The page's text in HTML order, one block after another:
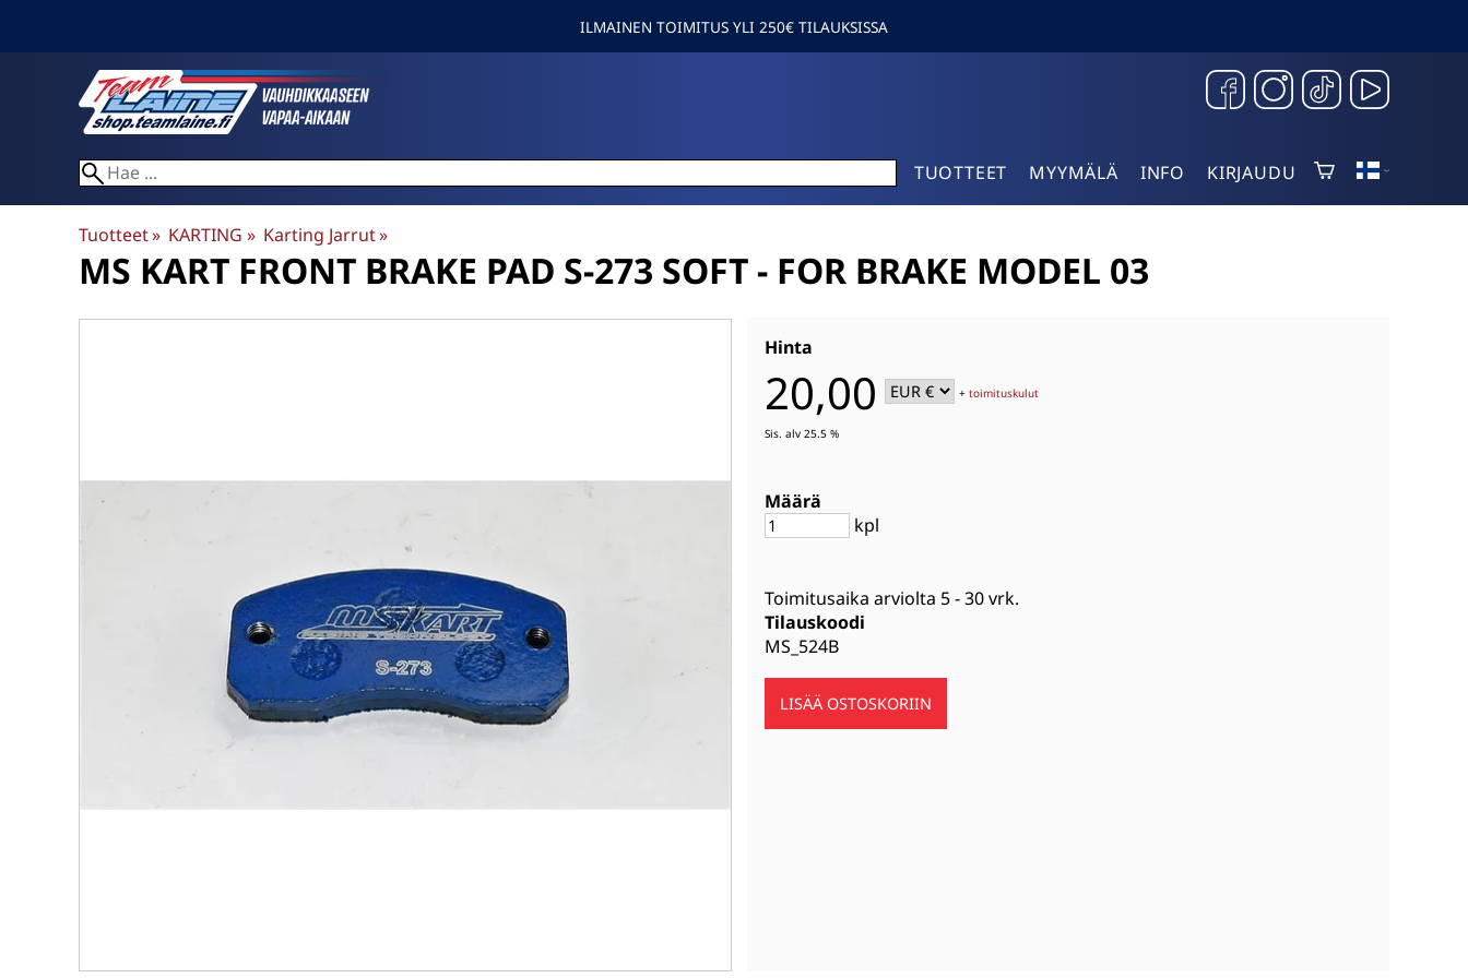
ILMAINEN TOIMITUS YLI 250€ TILAUKSISSA
TUOTTEET MYYMÄLÄ INFO KIRJAUDU
Tuotteet‪» KARTING ‪» Karting Jarrut‪»
MS KART FRONT BRAKE PAD S-273 SOFT - FOR BRAKE MODEL 03
Hinta
20,00 +toimituskulut
Sis. alv 25.5 %
Määrä
kpl
Toimitusaika arviolta 5 - 30 vrk.
Tilauskoodi
MS_524B